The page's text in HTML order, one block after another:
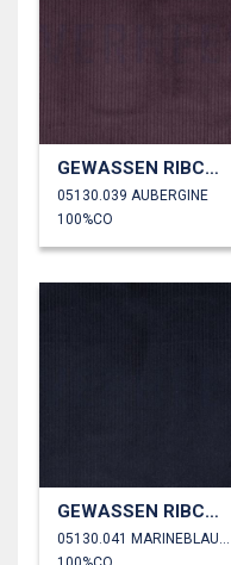
GEWASSEN RIBCORDUROY 4.5W
05130.039 AUBERGINE
100%CO
GEWASSEN RIBCORDUROY 4.5W
05130.041 MARINEBLAUW